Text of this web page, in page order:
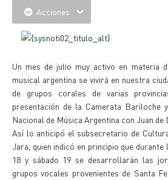
Acciones
Un mes de julio muy activo en materia
musical argentina se vivirá en nuestra
de grupos corales de varias
presentación de la Camerata Bariloche
Nacional de Música Argentina con Juan de
Así lo anticipó el subsecretario de
Jara, quien indicó en principio que
18 y sábado 19 se desarrollarán las
grupos vocales provenientes de Santa